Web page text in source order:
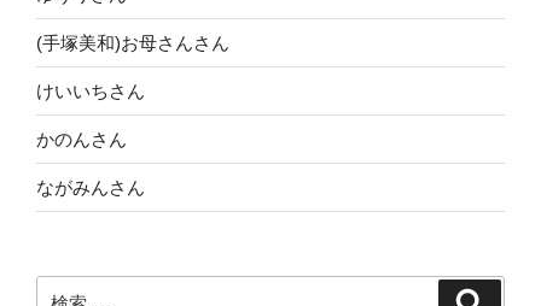
(手塚美和)お母さんさん
けいいちさん
かのんさん
ながみんさん
検